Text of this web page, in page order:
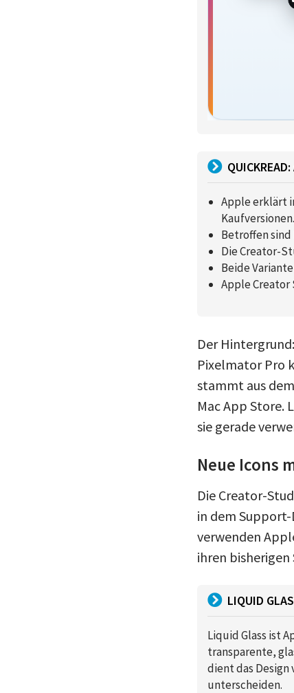
Apple erklärt
Kaufversionen.
Betroffen sind
Die Creator-
Beide
Apple Creator
Der
Pixelmator Pro
stammt aus
Mac App Store.
sie gerade
Neue Icons
Die Creator-
in dem
verwenden
ihren
LIQUID
Liquid Glass ist
transparente,
dient das Design
unterscheiden.